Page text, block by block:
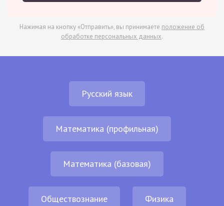
Нажимая на кнопку «Отправить», вы принимаете положение об
обработке персональных данных.
Русский язык
Математика (профильная)
Математика (базовая)
Обществознание Физика